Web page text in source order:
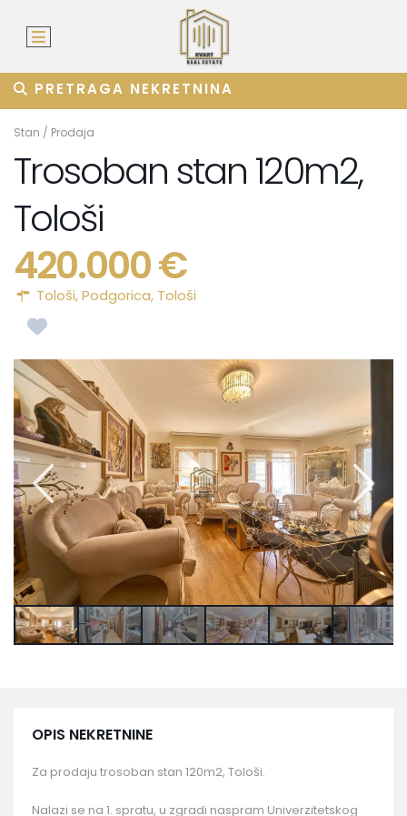
PRETRAGA NEKRETNINA
Stan / Prodaja
Trosoban stan 120m2,
Tološi
420.000 €
Tološi,Podgorica, Tološi
OPIS NEKRETNINE
Za prodaju trosoban stan 120m2, Tološi.
Nalazi se na 1. spratu, u zgradi naspram Univerzitetskog